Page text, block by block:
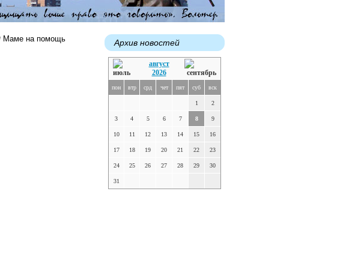
Маме на помощь Архив новостей
август
2026
пон втр срд чет пят суб вск
1 2
3 4 5 6 7 8 9
10 11 12 13 14 15 16
17 18 19 20 21 22 23
24 25 26 27 28 29 30
31